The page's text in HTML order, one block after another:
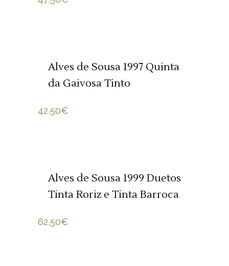
Alves de Sousa 1997 Quinta
da Gaivosa Tinto
42,50€
Alves de Sousa 1999 Duetos
Tinta Roriz e Tinta Barroca
62,50€